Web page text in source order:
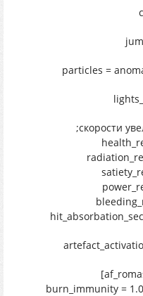
particles =
;скорости
burn_immunity =